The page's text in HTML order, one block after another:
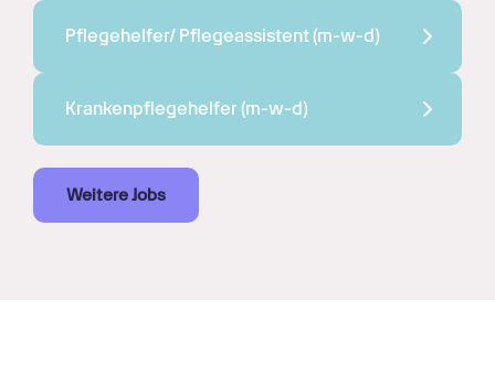
Pflegehelfer/ Pflegeassistent (m-w-d)
Krankenpflegehelfer (m-w-d)
Weitere Jobs